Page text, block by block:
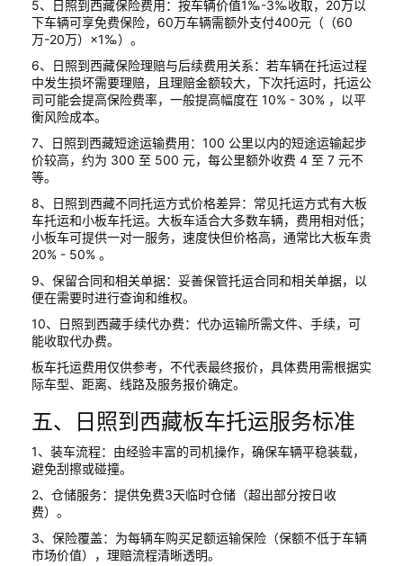
5、日照到西藏保险费用：按车辆价值1‰-3‰收取，20万以
下车辆可享免费保险，60万车辆需额外支付400元（（60
万-20万）×1‰）。
6、日照到西藏保险理赔与后续费用关系：若车辆在托运过程
中发生损坏需要理赔，且理赔金额较大，下次托运时，托运公
司可能会提高保险费率，一般提高幅度在 10% - 30% ，以平
衡风险成本。
7、日照到西藏短途运输费用：100 公里以内的短途运输起步
价较高，约为 300 至 500 元，每公里额外收费 4 至 7 元不
等。
8、日照到西藏不同托运方式价格差异：常见托运方式有大板
车托运和小板车托运。大板车适合大多数车辆，费用相对低；
小板车可提供一对一服务，速度快但价格高，通常比大板车贵
20% - 50% 。
9、保留合同和相关单据：妥善保管托运合同和相关单据，以
便在需要时进行查询和维权。
10、日照到西藏手续代办费：代办运输所需文件、手续，可
能收取代办费。
板车托运费用仅供参考，不代表最终报价，具体费用需根据实
际车型、距离、线路及服务报价确定。
五、日照到西藏板车托运服务标准
1、装车流程：由经验丰富的司机操作，确保车辆平稳装载，
避免刮擦或碰撞。
2、仓储服务：提供免费3天临时仓储（超出部分按日收
费）。
3、保险覆盖：为每辆车购买足额运输保险（保额不低于车辆
市场价值），理赔流程清晰透明。